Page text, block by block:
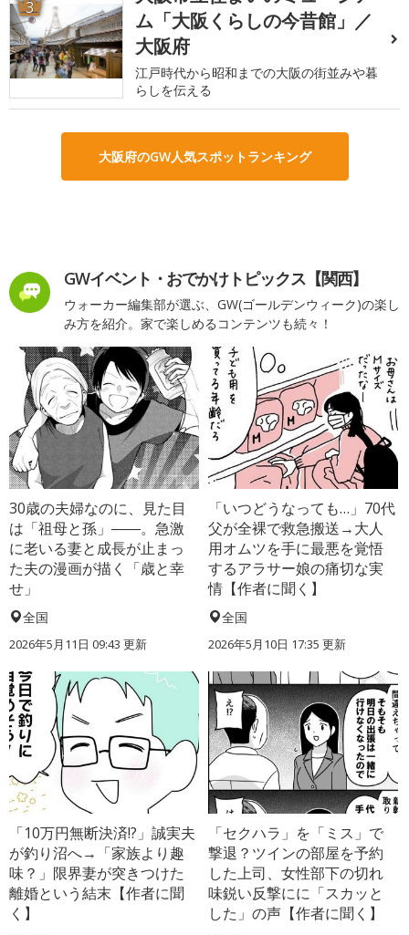
3
ム「大阪くらしの今昔館」／
大阪府
江戸時代から昭和までの大阪の街並みや暮
らしを伝える
大阪府のGW人気スポットランキング
GWイベント・おでかけトピックス【関西】
ウォーカー編集部が選ぶ、GW(ゴールデンウィーク)の楽し
み方を紹介。家で楽しめるコンテンツも続々！
30歳の夫婦なのに、見た目
は「祖母と孫」――。急激
に老いる妻と成長が止まっ
た夫の漫画が描く「歳と幸
せ」
全国
2026年5月11日 09:43 更新
「いつどうなっても…」70代
父が全裸で救急搬送→大人
用オムツを手に最悪を覚悟
するアラサー娘の痛切な実
情【作者に聞く】
全国
2026年5月10日 17:35 更新
「10万円無断決済!?」誠実夫
が釣り沼へ→「家族より趣
味？」限界妻が突きつけた
離婚という結末【作者に聞
く】
「セクハラ」を「ミス」で
撃退？ツインの部屋を予約
した上司、女性部下の切れ
味鋭い反撃にに「スカッと
した」の声【作者に聞く】